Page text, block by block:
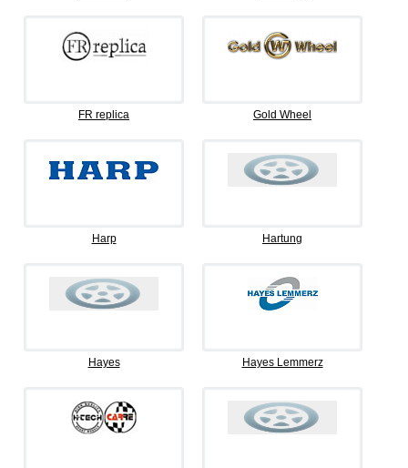
FR replica Gold Wheel
Harp Hartung
Hayes Hayes Lemmerz